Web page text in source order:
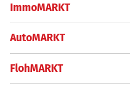
ImmoMARKT
AutoMARKT
FlohMARKT